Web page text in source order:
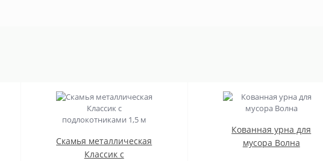
Скамья металлическая
Классик с
Кованная урна для
мусора Волна